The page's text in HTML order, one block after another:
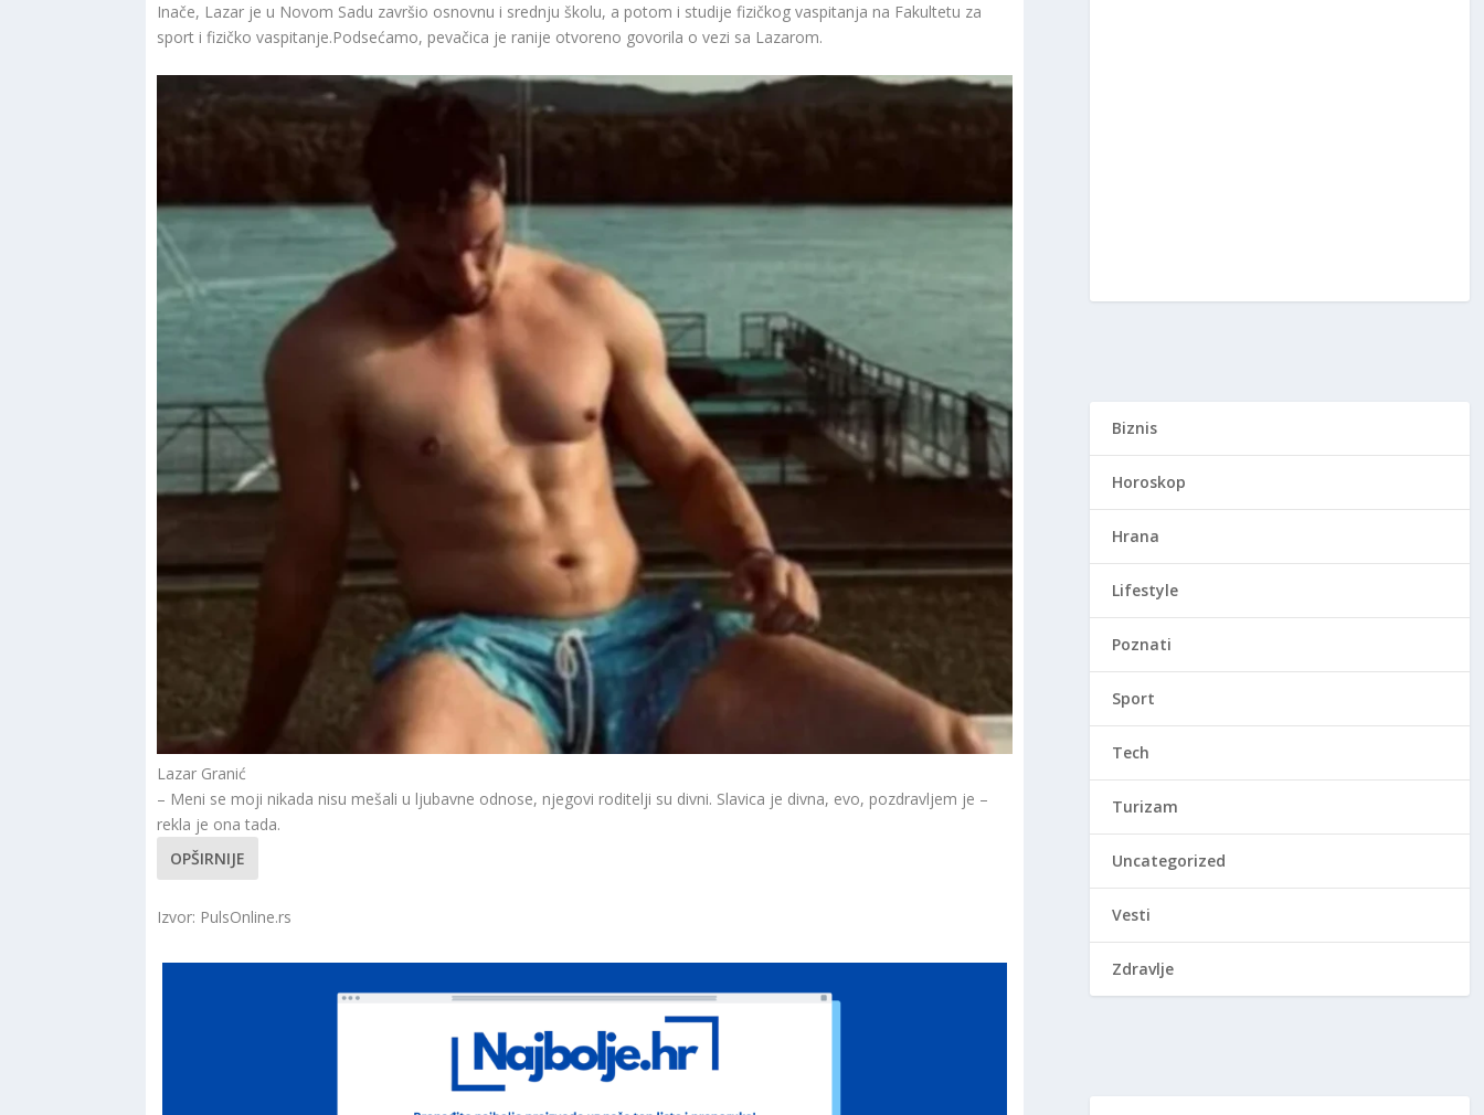
Inače, Lazar je u Novom Sadu završio osnovnu i srednju školu, a potom i studije fizičkog vaspitanja na Fakultetu za
sport i fizičko vaspitanje.Podsećamo, pevačica je ranije otvoreno govorila o vezi sa Lazarom.
Lazar Granić
– Meni se moji nikada nisu mešali u ljubavne odnose, njegovi roditelji su divni. Slavica je divna, evo, pozdravljem je –
rekla je ona tada.
OPŠIRNIJE
Izvor: PulsOnline.rs
Biznis
Horoskop
Hrana
Lifestyle
Poznati
Sport
Tech
Turizam
Uncategorized
Vesti
Zdravlje